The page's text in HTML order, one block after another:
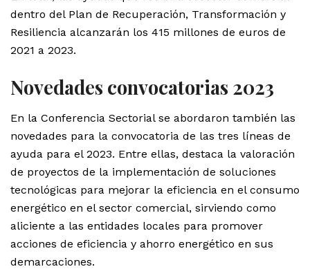
dentro del Plan de Recuperación, Transformación y
Resiliencia alcanzarán los 415 millones de euros de
2021 a 2023.
Novedades convocatorias 2023
En la Conferencia Sectorial se abordaron también las
novedades para la convocatoria de las tres líneas de
ayuda para el 2023. Entre ellas, destaca la valoración
de proyectos de la implementación de soluciones
tecnológicas para mejorar la eficiencia en el consumo
energético en el sector comercial, sirviendo como
aliciente a las entidades locales para promover
acciones de eficiencia y ahorro energético en sus
demarcaciones.